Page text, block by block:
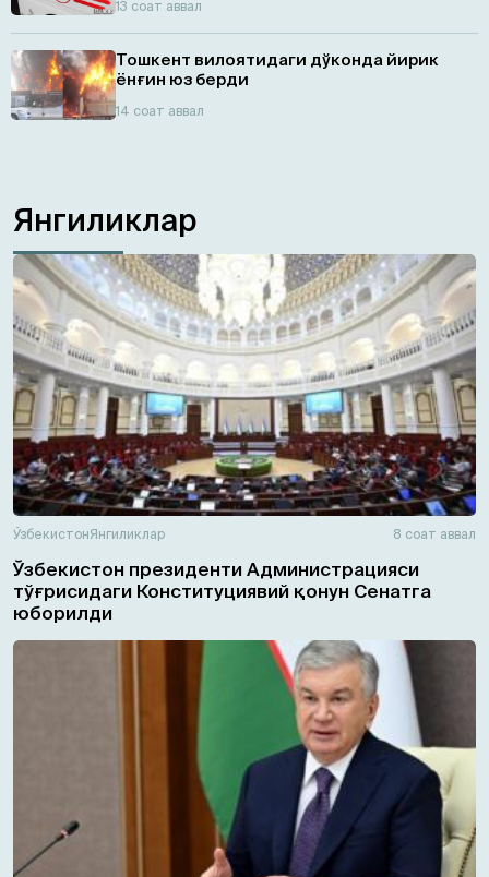
13 соат аввал
Тошкент вилоятидаги дўконда йирик
ёнғин юз берди
14 соат аввал
Янгиликлар
ЎзбекистонЯнгиликлар 8 соат аввал
Ўзбекистон президенти Администрацияси
тўғрисидаги Конституциявий қонун Сенатга
юборилди